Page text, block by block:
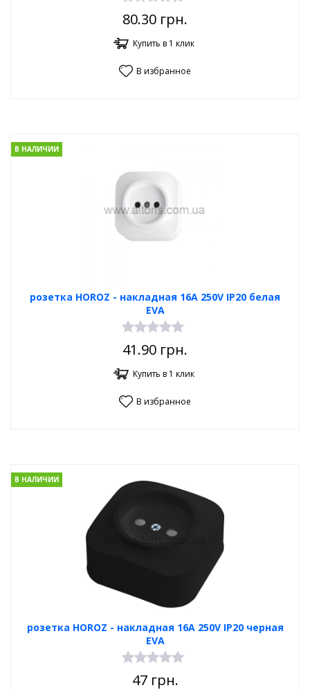
80.30 грн.
Купить в 1 клик
В избранное
розетка HOROZ - накладная 16А 250V IP20 белая
EVA
В НАЛИЧИИ
41.90 грн.
Купить в 1 клик
В избранное
розетка HOROZ - накладная 16А 250V IP20 черная
EVA
В НАЛИЧИИ
47грн.